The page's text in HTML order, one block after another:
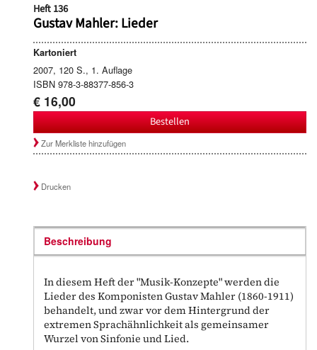
Heft 136
Gustav Mahler: Lieder
Kartoniert
2007, 120 S., 1. Auflage
ISBN 978-3-88377-856-3
€ 16,00
Bestellen
Zur Merkliste hinzufügen
Drucken
Beschreibung
In diesem Heft der "Musik-Konzepte" werden die
Lieder des Komponisten Gustav Mahler (1860-1911)
behandelt, und zwar vor dem Hintergrund der
extremen Sprachähnlichkeit als gemeinsamer
Wurzel von Sinfonie und Lied.